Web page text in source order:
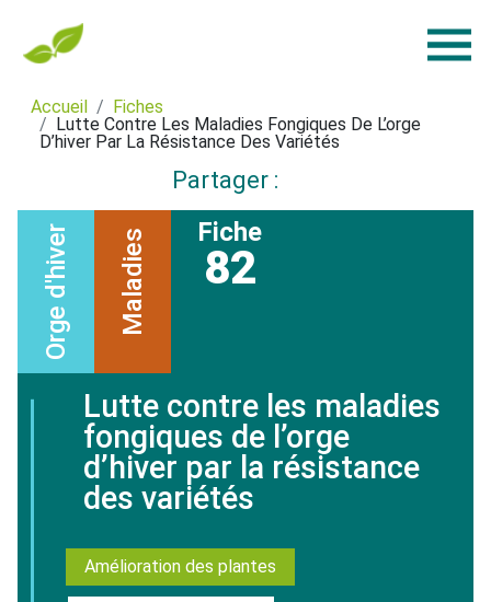
Accueil
Fiches
Lutte Contre Les Maladies Fongiques De L’orge
D’hiver Par La Résistance Des Variétés
Partager :
Orge d'hiver Maladies Fiche
82
Lutte contre les maladies
fongiques de l’orge
d’hiver par la résistance
des variétés
Amélioration des plantes